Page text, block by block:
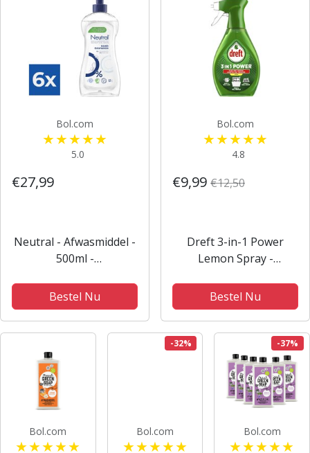
Bol.com
5.0
€27,99
Neutral - Afwasmiddel -
500ml -
stuks
Bestel Nu
Bol.com
4.8
€9,99 €12,50
Dreft 3-in-1 Power
Lemon Spray -
Bestel Nu
Bol.com
-32%
Bol.com
-37%
Bol.com